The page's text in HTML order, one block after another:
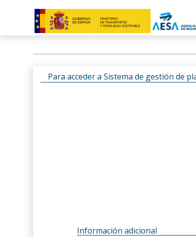
Para acceder a Sistema de gestión de
Información adicional